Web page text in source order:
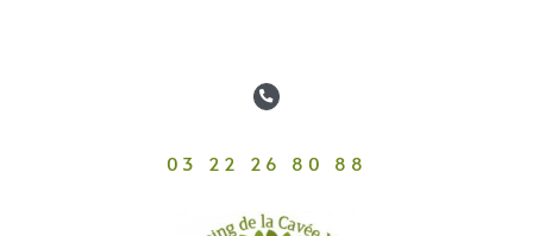
03 22 26 80 88